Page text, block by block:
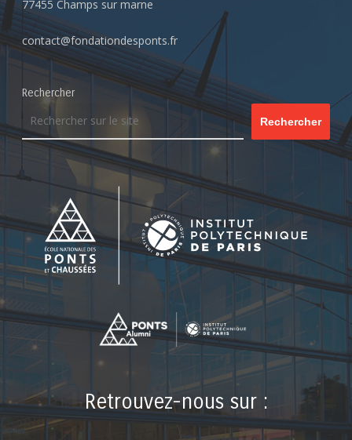
77455 Champs sur marne
contact@fondationdesponts.fr
Rechercher
Rechercher
Retrouvez-nous sur :